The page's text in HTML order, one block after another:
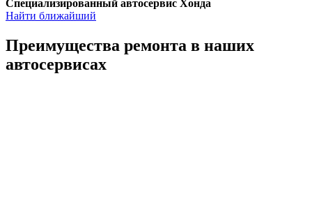
Специализированный автосервис Хонда
Найти ближайший
Преимущества ремонта в наших
автосервисах